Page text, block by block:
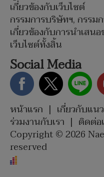
เกี่ยวข้องกับเว็บไซต์
กรรมการบริษัทฯ, กรรม
เกี่ยวข้องกับการนำเสน
เว็บไซต์ทั้งสิ้น
Social Media
หน้าแรก | เกี่ยวกับแน
ร่วมงานกับเรา | ติดต่
Copyright © 2026
reserved